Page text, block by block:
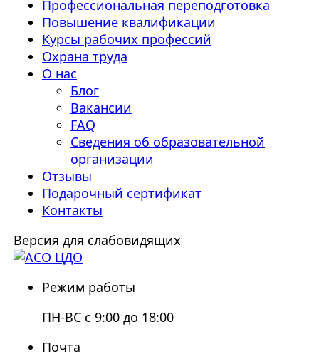
Профессиональная переподготовка
Повышение квалификации
Курсы рабочих профессий
Охрана труда
О нас
Блог
Вакансии
FAQ
Сведения об образовательной
организации
Отзывы
Подарочный сертификат
Контакты
Версия для слабовидящих
Режим работы
ПН-ВС с 9:00 до 18:00
Почта